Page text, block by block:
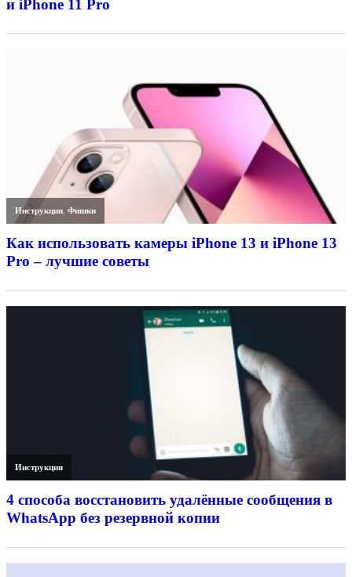
и iPhone 11 Pro
Инструкции,Фишки
Как использовать камеры iPhone 13 и iPhone 13
Pro – лучшие советы
Инструкции
4 способа восстановить удалённые сообщения в
WhatsApp без резервной копии